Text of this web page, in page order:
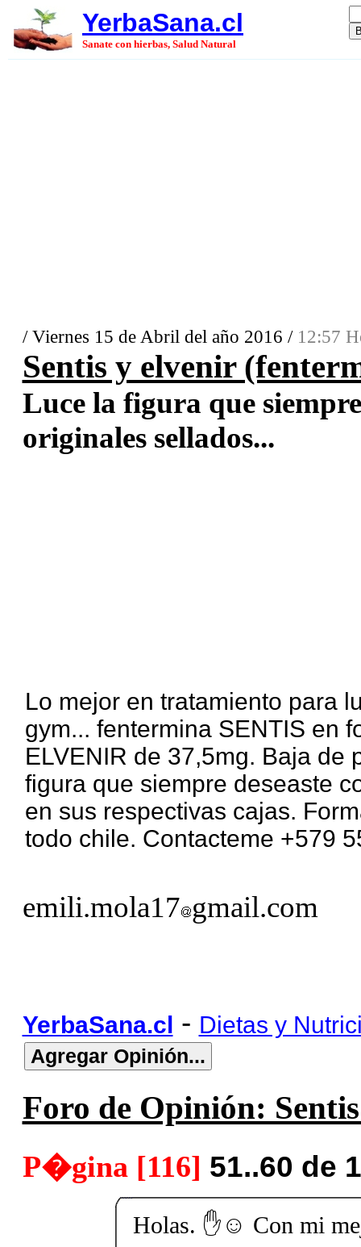
YerbaSana.cl
Sanate con hierbas, Salud Natural
/ Viernes 15 de Abril del año 2016 / 12:57
Sentis y elvenir
Luce la figura que
originales sellados...
Lo mejor en tratamiento para
gym... fentermina SENTIS en
ELVENIR de 37,5mg. Baja de
figura que siempre deseaste
en sus respectivas cajas.
todo chile. Contacteme +579
emili.mola17 gmail.com
YerbaSana.cl - Dietas y
Foro de Opinión:
P�gina [116] 51..60 de
Holas. ✋☺️ Con mi